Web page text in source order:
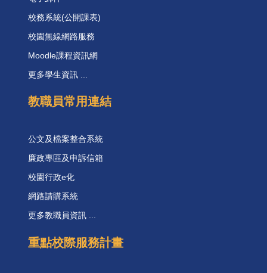
校務系統(公開課表)
校園無線網路服務
Moodle課程資訊網
更多學生資訊 ...
教職員常用連結
公文及檔案整合系統
廉政專區及申訴信箱
校園行政e化
網路請購系統
更多教職員資訊 ...
重點校際服務計畫